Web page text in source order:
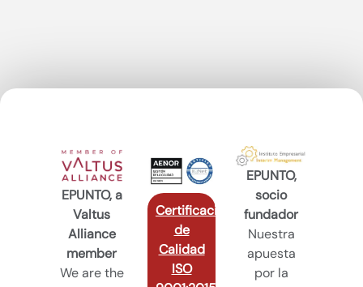
EPUNTO, a
Valtus
Alliance
member
We are the
Certificación
de
Calidad
ISO
EPUNTO,
socio
fundador
Nuestra
apuesta
por la